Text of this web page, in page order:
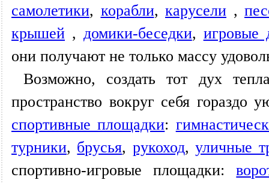
самолетики, корабли, карусели ,
крышей , домики-беседки, игровые
они получают не только массу
Возможно, создать тот дух
пространство вокруг себя гораздо
спортивные площадки:
турники, брусья, рукоход,уличные
спортивно-игровые площадки: